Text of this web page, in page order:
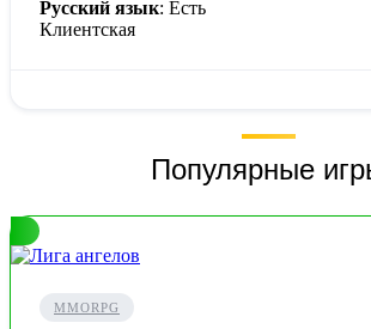
Русский язык: Есть
Клиентская
Популярные
MMORPG